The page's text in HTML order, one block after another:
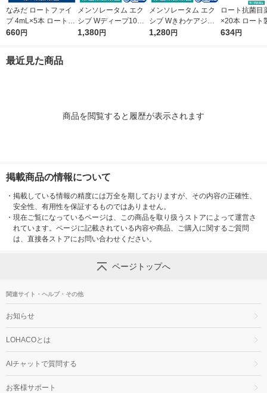
なみだ ロートファイ
ブ 4mL×5本 ロート製
薬 目薬 乾き目 疲れ目
660円
メンソレータム エク
シブ Wディープ10ク
リーム ロート製薬★
1,380円
メンソレータム エク
シブ Wきわケアジェ
ル 15g ロート製薬 ★
1,280円
ロート抗菌目
×20本 ロート
薬 ものもらい
634円
最近見た商品
商品を閲覧すると履歴が表示されます
掲載商品の情報について
・ 掲載している情報の精度には万全を期しておりますが、その内容の正確性、
安全性、有用性を保証するものではありません。
・ 現在ご覧になっているページは、この商品を取り扱うストアによって運営さ
れています。ページに記載されている内容や商品、ご購入に関するご質問
は、直接各ストアにお問い合わせください。
ページトップへ
関連サイト・ヘルプ・その他
お知らせ
LOHACOとは
AIチャットで質問する
お客様サポート